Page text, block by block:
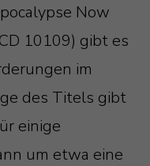
Now
10109) gibt es
im
des Titels gibt
einige
um etwa eine